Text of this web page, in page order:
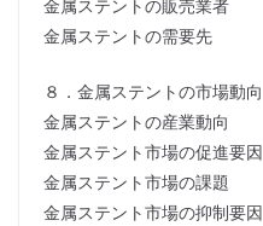
金属ステントの販売業者
金属ステントの需要先
８．金属ステントの市場動向
金属ステントの産業動向
金属ステント市場の促進要因
金属ステント市場の課題
金属ステント市場の抑制要因